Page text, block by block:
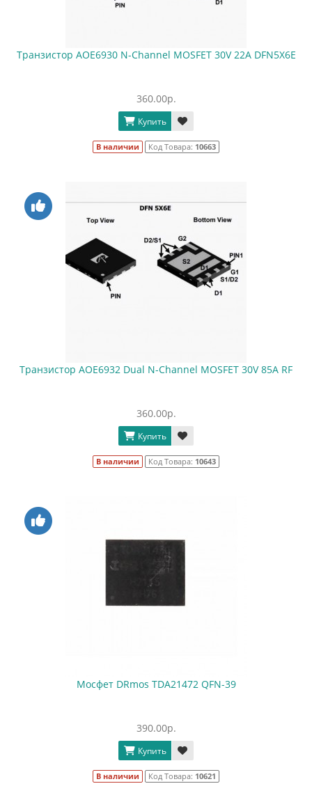
Транзистор AOE6930 N-Channel MOSFET 30V 22A DFN5X6E
360.00р.
Купить
В наличии Код Товара: 10663
Транзистор AOE6932 Dual N-Channel MOSFET 30V 85A RF
360.00р.
Купить
В наличии Код Товара: 10643
Мосфет DRmos TDA21472 QFN-39
390.00р.
Купить
В наличии Код Товара: 10621